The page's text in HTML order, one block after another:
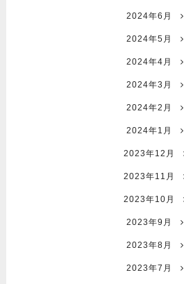
2024年6月
2024年5月
2024年4月
2024年3月
2024年2月
2024年1月
2023年12月
2023年11月
2023年10月
2023年9月
2023年8月
2023年7月